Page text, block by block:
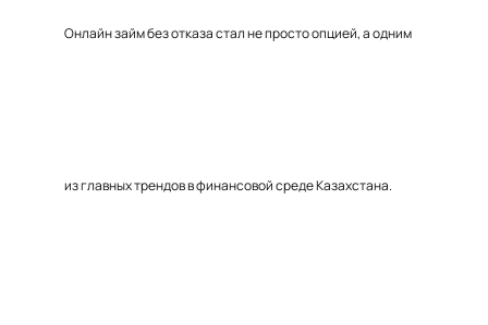
Онлайн займ без отказа стал не просто опцией, а одним
из главных трендов в финансовой среде Казахстана.